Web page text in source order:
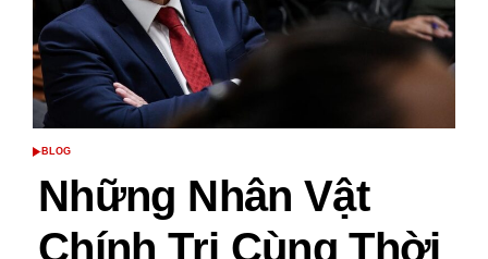
POSTED
BLOG
Những Nhân Vật
Chính Trị Cùng Thời